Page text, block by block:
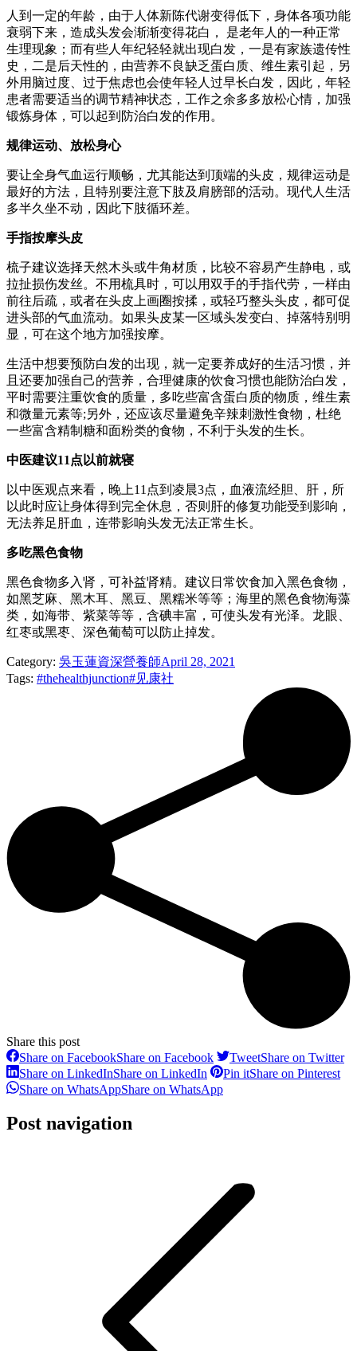
人到一定的年龄，由于人体新陈代谢变得低下，身体各项功能
衰弱下来，造成头发会渐渐变得花白， 是老年人的一种正常
生理现象；而有些人年纪轻轻就出现白发，一是有家族遗传性
史，二是后天性的，由营养不良缺乏蛋白质、维生素引起，另
外用脑过度、过于焦虑也会使年轻人过早长白发，因此，年轻
患者需要适当的调节精神状态，工作之余多多放松心情，加强
锻炼身体，可以起到防治白发的作用。
规律运动、放松身心
要让全身气血运行顺畅，尤其能达到顶端的头皮，规律运动是
最好的方法，且特别要注意下肢及肩膀部的活动。现代人生活
多半久坐不动，因此下肢循环差。
手指按摩头皮
梳子建议选择天然木头或牛角材质，比较不容易产生静电，或
拉扯损伤发丝。不用梳具时，可以用双手的手指代劳，一样由
前往后疏，或者在头皮上画圈按揉，或轻巧整头头皮，都可促
进头部的气血流动。如果头皮某一区域头发变白、掉落特别明
显，可在这个地方加强按摩。
生活中想要预防白发的出现，就一定要养成好的生活习惯，并
且还要加强自己的营养，合理健康的饮食习惯也能防治白发，
平时需要注重饮食的质量，多吃些富含蛋白质的物质，维生素
和微量元素等;另外，还应该尽量避免辛辣刺激性食物，杜绝
一些富含精制糖和面粉类的食物，不利于头发的生长。
中医建议11点以前就寝
以中医观点来看，晚上11点到凌晨3点，血液流经胆、肝，所
以此时应让身体得到完全休息，否则肝的修复功能受到影响，
无法养足肝血，连带影响头发无法正常生长。
多吃黑色食物
黑色食物多入肾，可补益肾精。建议日常饮食加入黑色食物，
如黑芝麻、黑木耳、黑豆、黑糯米等等；海里的黑色食物海藻
类，如海带、紫菜等等，含碘丰富，可使头发有光泽。龙眼、
红枣或黑枣、深色葡萄可以防止掉发。
Category: 吳玉蓮資深營養師April 28, 2021
Tags: #thehealthjunction#见康社
Share this post
Share on FacebookShare on Facebook TweetShare on Twitter
Share on LinkedInShare on LinkedIn Pin itShare on Pinterest
Share on WhatsAppShare on WhatsApp
Post navigation